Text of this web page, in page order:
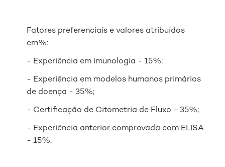
Fatores preferenciais e valores atribuídos
em%:
- Experiência em imunologia - 15%;
- Experiência em modelos humanos primários
de doença - 35%;
- Certificação de Citometria de Fluxo - 35%;
- Experiência anterior comprovada com ELISA
- 15%.